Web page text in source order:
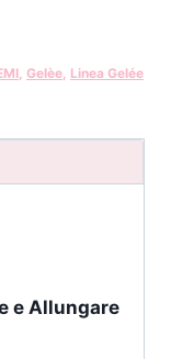
Gelèe Linea Gelée
e Allungare